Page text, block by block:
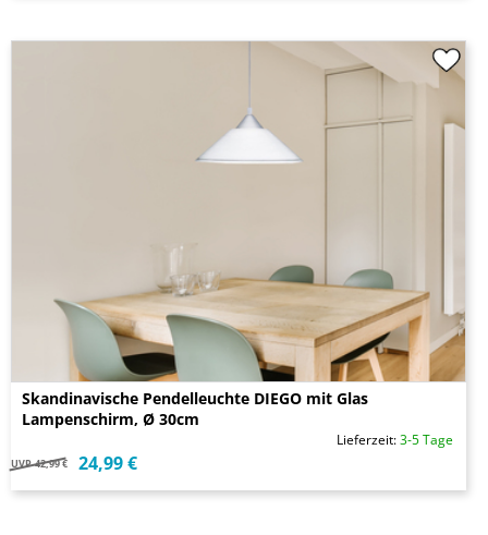
Skandinavische Pendelleuchte DIEGO mit Glas
Lampenschirm, Ø 30cm
Lieferzeit:3-5 Tage
UVP 42,99 € 24,99 €